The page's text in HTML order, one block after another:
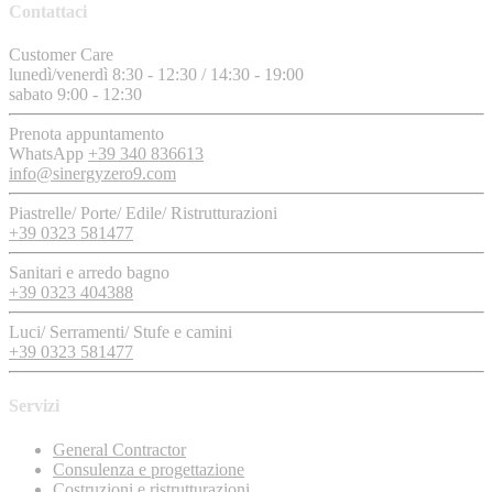
Contattaci
Customer Care
lunedì/venerdì 8:30 - 12:30 / 14:30 - 19:00
sabato 9:00 - 12:30
Prenota appuntamento
WhatsApp +39 340 836613
info@sinergyzero9.com
Piastrelle/ Porte/ Edile/ Ristrutturazioni
+39 0323 581477
Sanitari e arredo bagno
+39 0323 404388
Luci/ Serramenti/ Stufe e camini
+39 0323 581477
Servizi
General Contractor
Consulenza e progettazione